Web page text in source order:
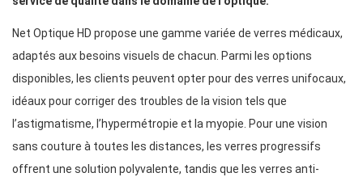
Net Optique HD propose une gamme variée de verres médicaux,
adaptés aux besoins visuels de chacun. Parmi les options
disponibles, les clients peuvent opter pour des verres unifocaux,
idéaux pour corriger des troubles de la vision tels que
l’astigmatisme, l’hypermétropie et la myopie. Pour une vision
sans couture à toutes les distances, les verres progressifs
offrent une solution polyvalente, tandis que les verres anti-